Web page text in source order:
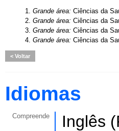
1. Grande área: Ciências da
2. Grande área: Ciências da
3. Grande área: Ciências da
4. Grande área: Ciências da
Voltar
Idiomas
Compreende Inglês